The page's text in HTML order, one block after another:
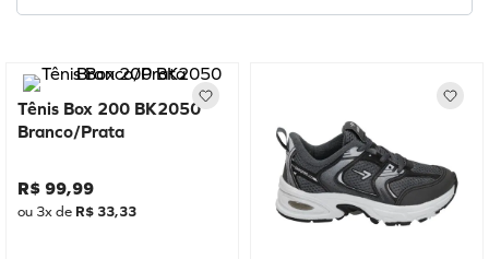
Tênis Box 200 BK2050
Branco/Prata
R$ 99,99
ou 3x de R$ 33,33